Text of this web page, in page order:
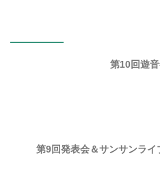
第10回遊
第9回発表会＆サンサンラ